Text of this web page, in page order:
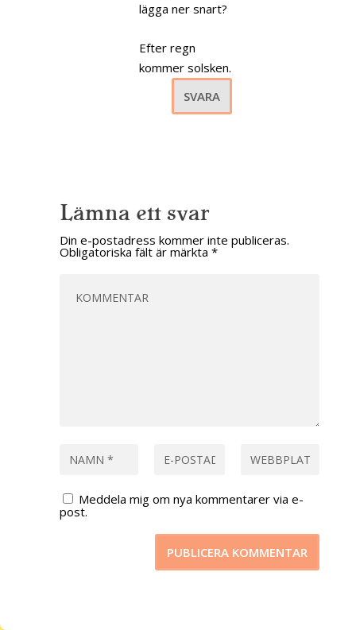
lägga ner snart?
Efter regn
kommer solsken.
SVARA
Lämna ett svar
Din e-postadress kommer inte publiceras.
Obligatoriska fält är märkta *
Meddela mig om nya kommentarer via e-
post.